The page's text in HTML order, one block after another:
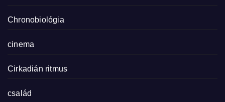
Chronobiológia
cinema
Cirkadián ritmus
család